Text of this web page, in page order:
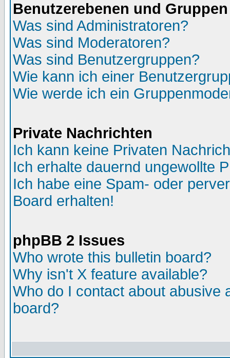
Benutzerebenen und Gruppen
Was sind Administratoren?
Was sind Moderatoren?
Was sind Benutzergruppen?
Wie kann ich einer
Wie werde ich ein
Private Nachrichten
Ich kann keine Privaten
Ich erhalte dauernd ungewollte
Ich habe eine Spam- oder
Board erhalten!
phpBB 2 Issues
Who wrote this bulletin board?
Why isn't X feature available?
Who do I contact about abusive
board?